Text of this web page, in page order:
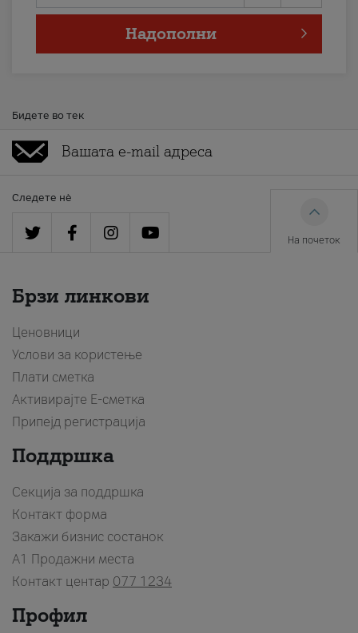
Надополни
Бидете во тек
Следете нè
На почеток
Брзи линкови
Ценовници
Услови за користење
Плати сметка
Активирајте Е-сметка
Припејд регистрација
Поддршка
Секција за поддршка
Контакт форма
Закажи бизнис состанок
A1 Продажни места
Контакт центар 077 1234
Профил